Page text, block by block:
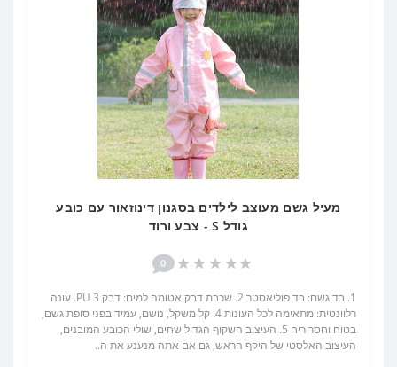
מעיל גשם מעוצב לילדים בסגנון דינוזאור עם כובע
גודל S - צבע ורוד
0
1. בד גשם: בד פוליאסטר 2. שכבת דבק אטומה למים: דבק PU 3. עונה
רלוונטית: מתאימה לכל העונות 4. קל משקל, נושם, עמיד בפני סופת גשם,
בטוח וחסר ריח 5. העיצוב השקוף הגדול שחים, שולי הכובע המובנים,
העיצוב האלסטי של היקף הראש, גם אם אתה מנענע את ה..